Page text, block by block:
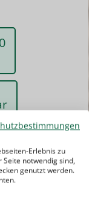
Erlebnis zu
Seite notwendig sind,
genutzt werden.